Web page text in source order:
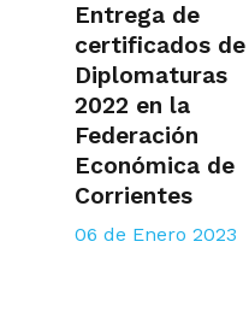
Entrega de
certificados de
Diplomaturas
2022 en la
Federación
Económica de
Corrientes
06 de Enero 2023